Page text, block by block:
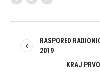
RASPORED
2019
KRAJ